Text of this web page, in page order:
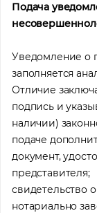
Подача
Уведомление о
заполняется
Отличие
подпись и
наличии)
подаче
документ,
представителя;
свидетельство
нотариально